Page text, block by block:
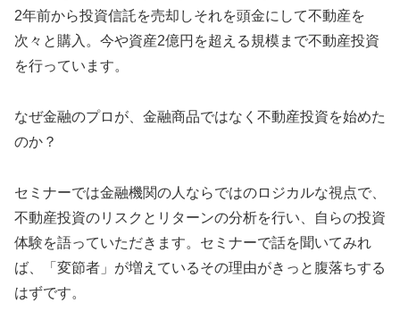
2年前から投資信託を売却しそれを頭金にして不動産を
次々と購入。今や資産2億円を超える規模まで不動産投資
を行っています。
なぜ金融のプロが、金融商品ではなく不動産投資を始めた
のか？
セミナーでは金融機関の人ならではのロジカルな視点で、
不動産投資のリスクとリターンの分析を行い、自らの投資
体験を語っていただきます。セミナーで話を聞いてみれ
ば、「変節者」が増えているその理由がきっと腹落ちする
はずです。